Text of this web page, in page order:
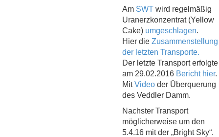
Am SWT wird regelmäßig
Uranerzkonzentrat (Yellow
Cake) umgeschlagen.
Hier die Zusammenstellung
der letzten Transporte.
Der letzte Transport erfolgte
am 29.02.2016 Bericht hier.
MitVideo der Überquerung
des Veddler Damm.
Nachster Transport
möglicherweise um den
5.4.16 mit der „Bright Sky“.